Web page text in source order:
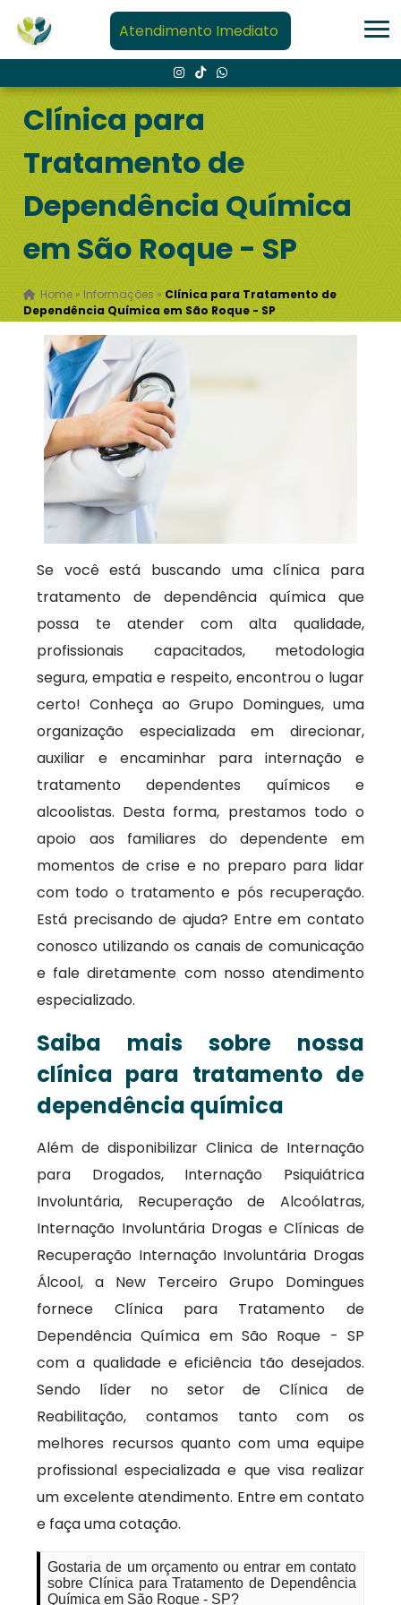
Atendimento Imediato
Clínica para
Tratamento de
Dependência Química
em São Roque - SP
Home » Informações » Clínica para Tratamento de
Dependência Química em São Roque - SP
Se você está buscando uma clínica para
tratamento de dependência química que
possa te atender com alta qualidade,
profissionais capacitados, metodologia
segura, empatia e respeito, encontrou o lugar
certo! Conheça ao Grupo Domingues, uma
organização especializada em direcionar,
auxiliar e encaminhar para internação e
tratamento dependentes químicos e
alcoolistas. Desta forma, prestamos todo o
apoio aos familiares do dependente em
momentos de crise e no preparo para lidar
com todo o tratamento e pós recuperação.
Está precisando de ajuda? Entre em contato
conosco utilizando os canais de comunicação
e fale diretamente com nosso atendimento
especializado.
Saiba mais sobre nossa
clínica para tratamento de
dependência química
Além de disponibilizar Clinica de Internação
para Drogados, Internação Psiquiátrica
Involuntária, Recuperação de Alcoólatras,
Internação Involuntária Drogas e Clínicas de
Recuperação Internação Involuntária Drogas
Álcool, a New Terceiro Grupo Domingues
fornece Clínica para Tratamento de
Dependência Química em São Roque - SP
com a qualidade e eficiência tão desejados.
Sendo líder no setor de Clínica de
Reabilitação, contamos tanto com os
melhores recursos quanto com uma equipe
profissional especializada e que visa realizar
um excelente atendimento. Entre em contato
e faça uma cotação.
Gostaria de um orçamento ou entrar em contato
sobre Clínica para Tratamento de Dependência
Química em São Roque - SP?